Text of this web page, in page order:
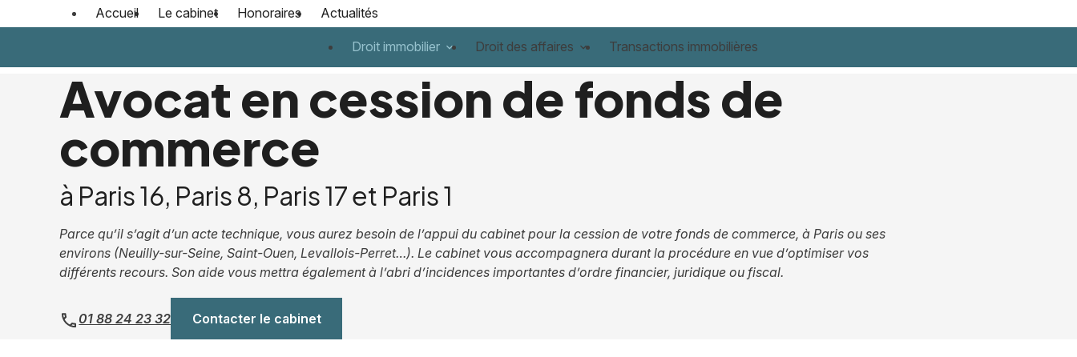
Accueil Le cabinet Honoraires Actualités
Droit immobilier Droit des affaires Transactions immobilières
Avocat en cession de fonds de
commerce
à Paris 16, Paris 8, Paris 17 et Paris 1
Parce qu’il s’agit d’un acte technique, vous aurez besoin de l’appui du cabinet pour la cession de votre fonds de commerce, à Paris ou ses
environs (Neuilly-sur-Seine, Saint-Ouen, Levallois-Perret…). Le cabinet vous accompagnera durant la procédure en vue d’optimiser vos
différents recours. Son aide vous mettra également à l’abri d’incidences importantes d’ordre financier, juridique ou fiscal.
01 88 24 23 32 Contacter le cabinet
Panneau de gestion des cookies